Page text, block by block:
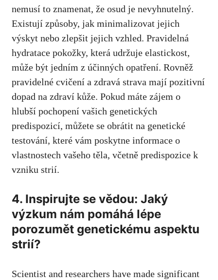
nemusí to znamenat, že osud je nevyhnutelný.
Existují způsoby, ‌jak minimalizovat ‌jejich
výskyt ⁢nebo zlepšit jejich vzhled. Pravidelná
hydratace pokožky, ‍která​ udržuje elastickost,
může být jedním z účinných opatření. Rovněž
pravidelné cvičení a zdravá strava mají‍ pozitivní
dopad⁣ na zdraví kůže. Pokud máte zájem o
hlubší pochopení vašich genetických ​
predispozicí, můžete se obrátit na⁣ genetické
‍testování, které vám poskytne informace o
vlastnostech vašeho těla, včetně predispozice k⁢
vzniku strií.
4.‍ Inspirujte se vědou: Jaký
výzkum nám pomáhá lépe
porozumět genetickému‌ aspektu
strií?
Scientist⁤ and⁤ researchers have made significant